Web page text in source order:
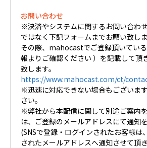
お問い合わせ
※決済やシステムに関するお問い合わ
ではなく下記フォームまでお願い致しま
その際、mahocastでご登録頂いてい
報よりご確認ください ）を記載して頂
致します。
https://www.mahocast.com/ct/
※迅速に対応できない場合もございま
さい。
※弊社から本配信に関して別途ご案内
は、ご登録のメールアドレスにて通知
(SNSで登録・ログインされたお客様は
されたメールアドレスへ通知させて頂